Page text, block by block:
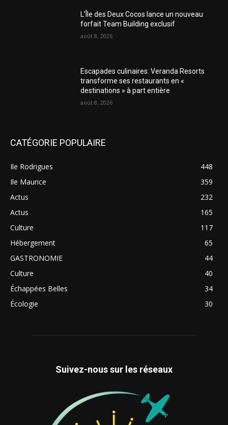
L’Île des Deux Cocos lance un nouveau
forfait Team Building exclusif
août 8, 2026
Escapades culinaires: Veranda Resorts
transforme ses restaurants en «
destinations » à part entière
août 8, 2026
CATÉGORIE POPULAIRE
Ile Rodrigues
448
Ile Maurice
359
Actus
232
Actus
165
Culture
117
Hébergement
65
GASTRONOMIE
44
Culture
40
Échappées Belles
34
Écologie
30
Suivez-nous sur les réseaux